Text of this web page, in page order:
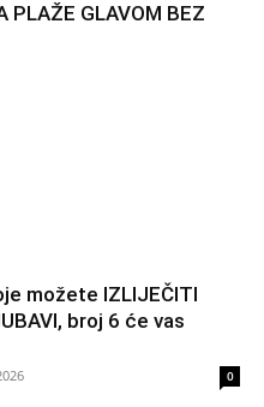
PLAŽE GLAVOM BEZ
možete IZLIJEČITI
broj 6 će vas
0